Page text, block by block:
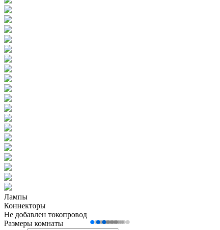
Лампы
Коннекторы
Не добавлен токопровод
Размеры комнаты